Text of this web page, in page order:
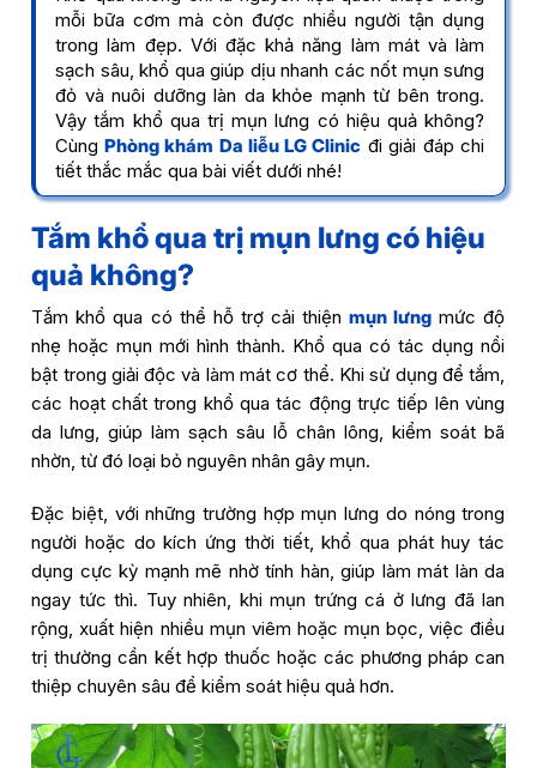
mỗi bữa cơm mà còn được nhiều người tận dụng
trong làm đẹp. Với đặc khả năng làm mát và làm
sạch sâu, khổ qua giúp dịu nhanh các nốt mụn sưng
đỏ và nuôi dưỡng làn da khỏe mạnh từ bên trong.
Vậy tắm khổ qua trị mụn lưng có hiệu quả không?
CùngPhòng khám Da liễu LG Clinic đi giải đáp chi
tiết thắc mắc qua bài viết dưới nhé!
Tắm khổ qua trị mụn lưng có hiệu
quả không?
Tắm khổ qua có thể hỗ trợ cải thiệnmụn lưng mức độ
nhẹ hoặc mụn mới hình thành. Khổ qua có tác dụng nổi
bật trong giải độc và làm mát cơ thể. Khi sử dụng để tắm,
các hoạt chất trong khổ qua tác động trực tiếp lên vùng
da lưng, giúp làm sạch sâu lỗ chân lông, kiểm soát bã
nhờn, từ đó loại bỏ nguyên nhân gây mụn.
Đặc biệt, với những trường hợp mụn lưng do nóng trong
người hoặc do kích ứng thời tiết, khổ qua phát huy tác
dụng cực kỳ mạnh mẽ nhờ tính hàn, giúp làm mát làn da
ngay tức thì. Tuy nhiên, khi mụn trứng cá ở lưng đã lan
rộng, xuất hiện nhiều mụn viêm hoặc mụn bọc, việc điều
trị thường cần kết hợp thuốc hoặc các phương pháp can
thiệp chuyên sâu để kiểm soát hiệu quả hơn.